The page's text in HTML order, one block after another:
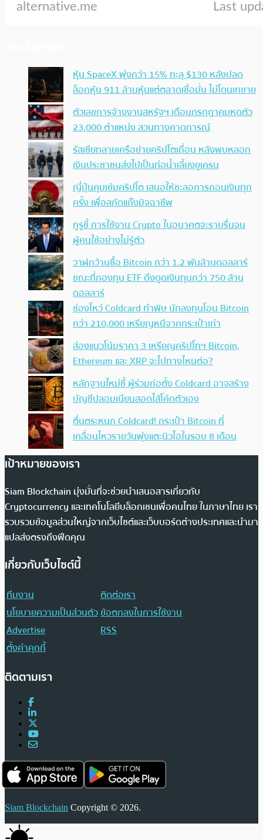
หุ้น SpaceX พุ่งกว่า 15% ทะลุ $130 หลังปลด
ล็อกหุ้น 911 ล้านหุ้นแต่ตลาดเชื่อมั่น ไม่โดนเทขาย
ตัวเลขการจ้างงานสหรัฐฯ เดือนกรกฎาคมหดตัว
23,000 ตำแหน่ง สวนทางคาดการณ์
รัสเซียทลายเครือข่ายคริปโตเถื่อน หลังพบหลอก
เงินประชาชนส่งไปเป็นท่อน้ำเลี้ยงยูเครน
ญี่ปุ่นคุมเข้มคริปโต เสนอให้ชะลอการถอนเงินทุก
ครั้ง เพื่อสกัดแก๊งมิจฉาชีพ
กูรูชี้ การใช้งาน Crypto ในอนาคตจะราบรื่นจน
ผู้คนใช้อย่างไม่รู้ตัว
วาฬกว้านซื้อ Bitcoin กว่า 1.2 พันล้านดอลลาร์
ขณะที่กองทุน ETF ดึงดูดเงินทุนกว่า 750 ล้าน
ดอลลาร์
ช่องโหว่ Coldcard ทำพิษ นักลงทุนโอน Bitcoin
กว่า 210,000 เหรียญหนีจากกระเป๋าเก่า
ส่องแนวโน้มราคา 3 เหรียญคริปโทฯ Bitcoin,
Ethereum และ XRP จะไปทางไหนต่อ?
หลักฐานใหม่ชี้ ผู้ร่วมก่อตั้ง Coldcard อาจสร้าง
บัญชีปลอมเนียนสอดไส้โค้ดตัวเอง
ตื่นตระหนก Coldcard! กระเป๋า Bitcoin ที่
เคลื่อนไหวรายวันพุ่งแตะนิวไฮในรอบ 8 เดือน
เป้าหมายของเรา
Siam Blockchain มุ่งมั่นที่จะช่วยนำเสนอสารเกี่ยวกับ
Cryptocurrency และเทคโนโลยีบล็อกเชนเพื่อคนไทย ในภาษาไทย เรา
รวบรวมข้อมูลส่วนใหญ่จากเว็บไซต์และเว็บบอร์ดต่างประเทศและนำมา
แปลส่งตรงถึงฟีดคุณ
เกี่ยวกับเว็บไซต์นี้
ทีมงาน
ติดต่อเรา
นโยบายความเป็นส่วนตัวข้อตกลงในการใช้งาน
Advertise
RSS
ตั้งค่าคุกกี้
ติดตามเรา
Siam Blockchain Copyright © 2026.